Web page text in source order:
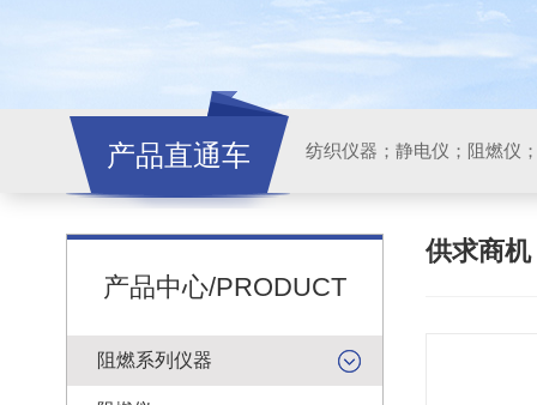
产品直通车 纺织仪器；静电仪；阻燃仪
供求商机
产品中心/PRODUCT
阻燃系列仪器